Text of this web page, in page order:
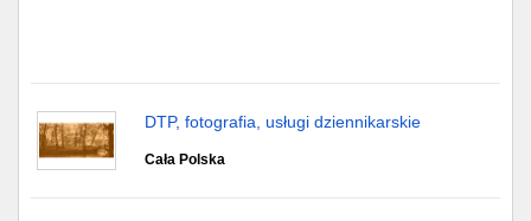
DTP, fotografia, usługi dziennikarskie
Cała Polska
Częstochowa